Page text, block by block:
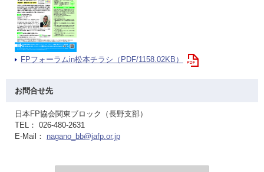
FPフォーラムin松本チラシ（PDF/1158.02KB）
お問合せ先
日本FP協会関東ブロック（長野支部）
TEL： 026-480-2631
E-Mail： nagano_bb@jafp.or.jp